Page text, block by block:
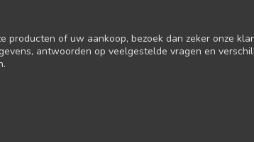
producten of uw aankoop, bezoek dan zeker onze
antwoorden op veelgestelde vragen en